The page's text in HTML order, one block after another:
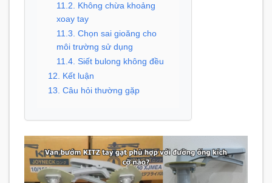
11.2. Không chừa khoảng
xoay tay
11.3. Chọn sai gioăng cho
môi trường sử dụng
11.4. Siết bulong không đều
12. Kết luận
13. Câu hỏi thường gặp